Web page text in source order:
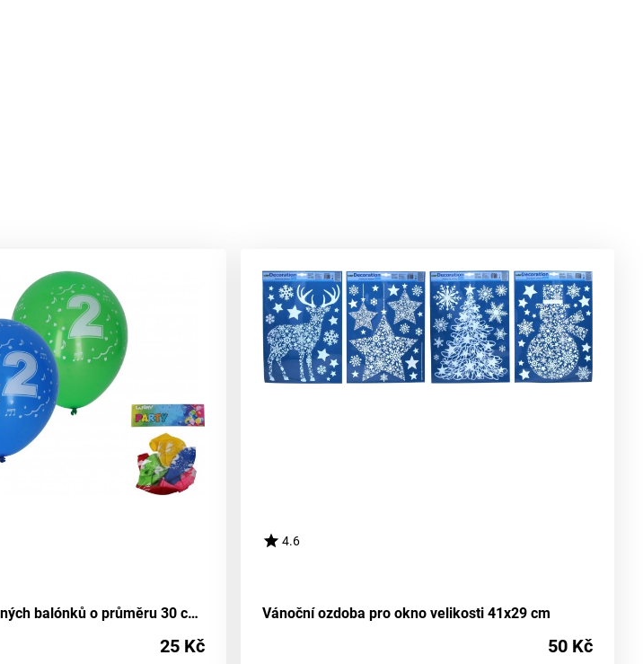
Sada 5 nafukovatelných balónků o průměru 30 cm - číslo dva
25 Kč
4.6
Vánoční ozdoba pro okno velikosti 41x29 cm
50 Kč